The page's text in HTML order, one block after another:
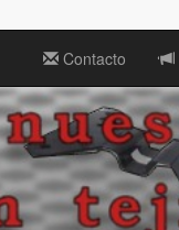
Contacto